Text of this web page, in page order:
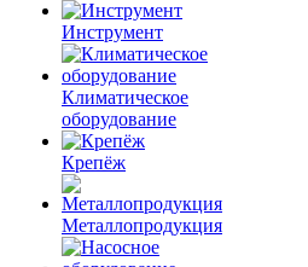
Инструмент
Климатическое
оборудование
Крепёж
Металлопродукция